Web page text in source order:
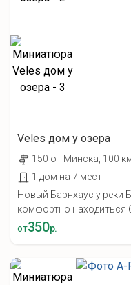
Veles дом у озера
150 от Минска, 100
1 дом на 7 мест
Новый Барнхаус у реки
комфортно находиться
от350р.